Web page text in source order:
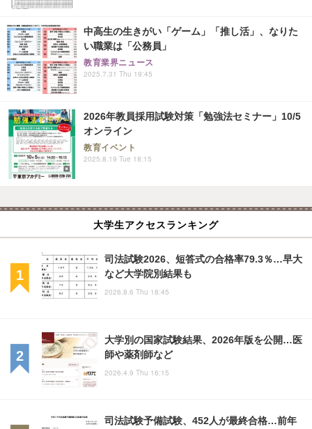
中高生の生きがい「ゲーム」「推し活」、なりた
い職業は「公務員」
教育業界ニュース
2025.7.31 Thu 19:45
2026年教員採用試験対策「勉強法セミナー」10/5
オンライン
教育イベント
2025.8.19 Tue 18:15
大学生アクセスランキング
司法試験2026、短答式の合格率79.3％…早大
など大学院別結果も
2026.8.6 Thu 18:45
大学別の国家試験結果、2026年版を公開…医
師や薬剤師など
2026.4.9 Thu 16:15
司法試験予備試験、452人が最終合格…前年